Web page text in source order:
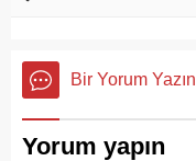
Bir Yorum Yazın
Yorum yapın